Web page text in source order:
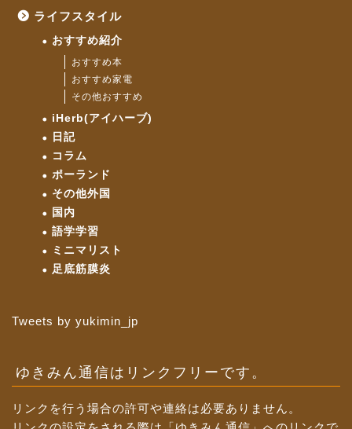
ライフスタイル
おすすめ紹介
おすすめ本
おすすめ家電
その他おすすめ
iHerb(アイハーブ)
日記
コラム
ポーランド
その他外国
国内
語学学習
ミニマリスト
足底筋膜炎
Tweets by yukimin_jp
ゆきみん通信はリンクフリーです。
リンクを行う場合の許可や連絡は必要ありません。